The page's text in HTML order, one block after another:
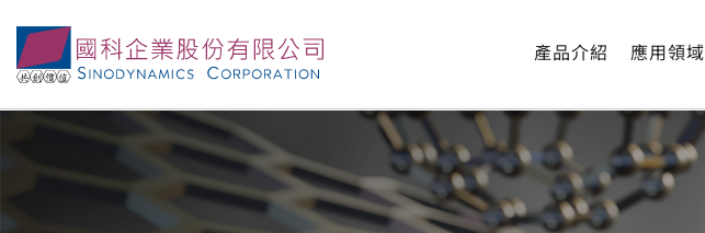
產品介紹 應用領域